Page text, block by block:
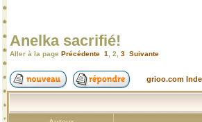
Anelka sacrifié!
Aller à la page Précédente 1 2 3 Suivante
grioo.com